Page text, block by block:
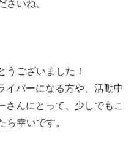
いね。
うございました！
イバーになる方や、活動中
んにとって、少しでもこ
幸いです。